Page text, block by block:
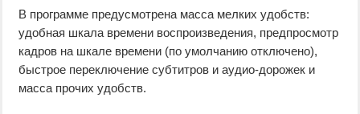
В программе предусмотрена масса мелких удобств:
удобная шкала времени воспроизведения, предпросмотр
кадров на шкале времени (по умолчанию отключено),
быстрое переключение субтитров и аудио-дорожек и
масса прочих удобств.